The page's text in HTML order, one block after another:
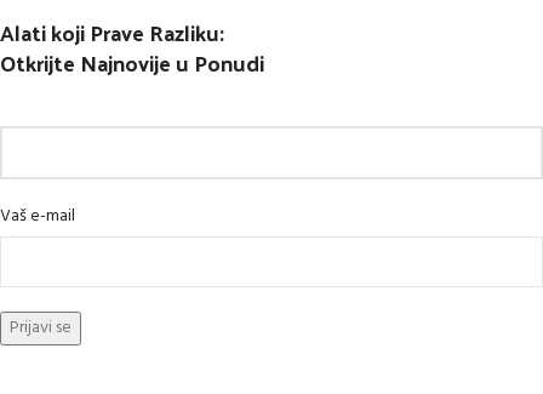
Alati koji Prave Razliku:
Otkrijte Najnovije u Ponudi
Vaš e-mail